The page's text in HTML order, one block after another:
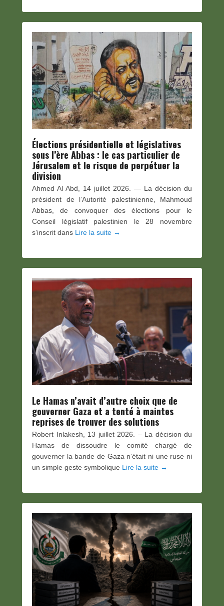
Élections présidentielle et législatives
sous l’ère Abbas : le cas particulier de
Jérusalem et le risque de perpétuer la
division
Ahmed Al Abd, 14 juillet 2026. — La décision du
président de l’Autorité palestinienne, Mahmoud
Abbas, de convoquer des élections pour le
Conseil législatif palestinien le 28 novembre
s’inscrit dans Lire la suite →
Le Hamas n’avait d’autre choix que de
gouverner Gaza et a tenté à maintes
reprises de trouver des solutions
Robert Inlakesh, 13 juillet 2026. – La décision du
Hamas de dissoudre le comité chargé de
gouverner la bande de Gaza n’était ni une ruse ni
un simple geste symbolique Lire la suite →